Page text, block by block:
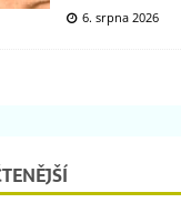
6. srpna 2026